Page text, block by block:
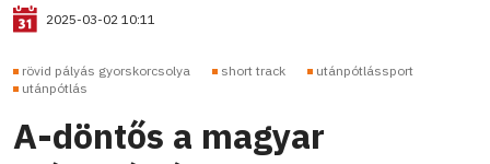
2025-03-02 10:11
rövid pályás gyorskorcsolya short track
utánpótlássport
utánpótlás
A-döntős a magyar